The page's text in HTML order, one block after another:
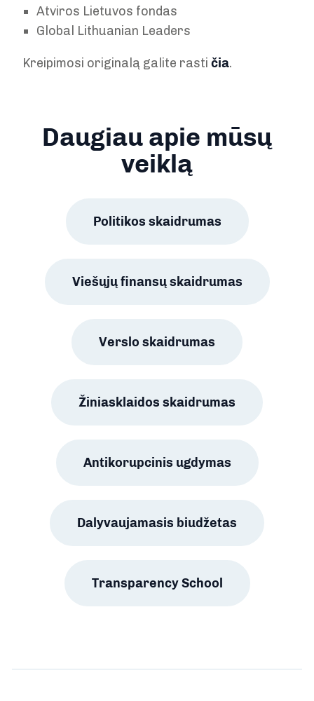
Atviros Lietuvos fondas
Global Lithuanian Leaders
Kreipimosi originalą galite rasti čia.
Daugiau apie mūsų
veiklą
Politikos skaidrumas
Viešųjų finansų skaidrumas
Verslo skaidrumas
Žiniasklaidos skaidrumas
Antikorupcinis ugdymas
Dalyvaujamasis biudžetas
Transparency School